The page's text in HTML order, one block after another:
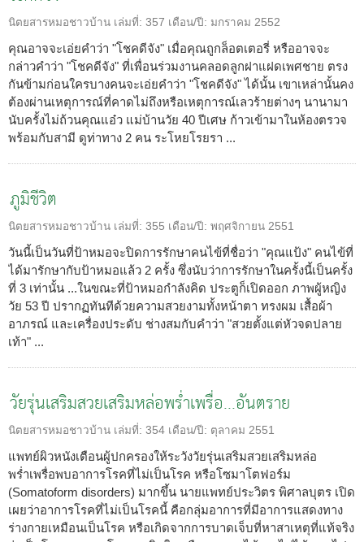
นิตยสารหมอชาวบ้าน เล่มที่: 357 เดือน/ปี: มกราคม 2552
คุณอาจจะเอ่ยคำว่า "โชคดีจัง" เมื่อคุณถูกล็อตเตอรี่ หรืออาจจะ
กล่าวคำว่า "โชคดีจัง" ที่เพื่อนร่วมงานคลอดลูกฝาแฝดเพศชาย ตรง
กันข้ามก่อนใครบางคนจะเอ่ยคำว่า "โชคดีจัง" ได้นั้น เขาเหล่านั้นคง
ต้องผ่านเหตุการณ์ที่คาดไม่ถึงหรือเหตุการณ์เลวร้ายต่างๆ นานามา
นับครั้งไม่ถ้วนคุณแอ๋ว แม่บ้านวัย 40 ปีเศษ ก้าวเข้ามาในห้องตรวจ
พร้อมกับสามี ดูท่าทาง 2 คน ระโหยโรยรา ...
ภูมิชีวิต
นิตยสารหมอชาวบ้าน เล่มที่: 355 เดือน/ปี: พฤศจิกายน 2551
วันนี้เป็นวันที่ป้าหมอจะปิดการรักษาคนไข้ที่ชื่อว่า "คุณแป้ง" คนไข้ที่
ได้มารักษากับป้าหมอแล้ว 2 ครั้ง ซึ่งนับว่าการรักษาในครั้งนี้เป็นครั้ง
ที่ 3 เท่านั้น ...ในขณะที่ป้าหมอกำลังคิด ประตูก็เปิดออก ภาพผู้หญิง
วัย 53 ปี ปรากฏทันทีด้วยความสวยงามทั้งหน้าตา ทรงผม เสื้อผ้า
อาภรณ์ และเครื่องประดับ ช่างสมกับคำว่า "สวยตั้งแต่หัวจดปลาย
เท้า" ...
วัยรุ่นเสริมสวยเสริมหล่อพร่ำเพรื่อ...อันตราย
นิตยสารหมอชาวบ้าน เล่มที่: 354 เดือน/ปี: ตุลาคม 2551
แพทย์ผิวหนังเตือนผู้ปกครองให้ระวังวัยรุ่นเสริมสวยเสริมหล่อ
พร่ำเพรื่อพบอาการโรคที่ไม่เป็นโรค หรือโซมาโตฟอร์ม
(Somatoform disorders) มากขึ้น นายแพทย์ประวิตร พิศาลบุตร เปิด
เผยว่าอาการโรคที่ไม่เป็นโรคนี้ คือกลุ่มอาการที่มีอาการแสดงทาง
ร่างกายเหมือนเป็นโรค หรือเกิดจากการบาดเจ็บที่หาสาเหตุที่แท้จริง